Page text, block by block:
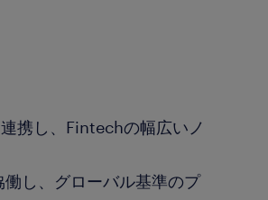
携し、Fintechの幅広いノ
し、グローバル基準のプ